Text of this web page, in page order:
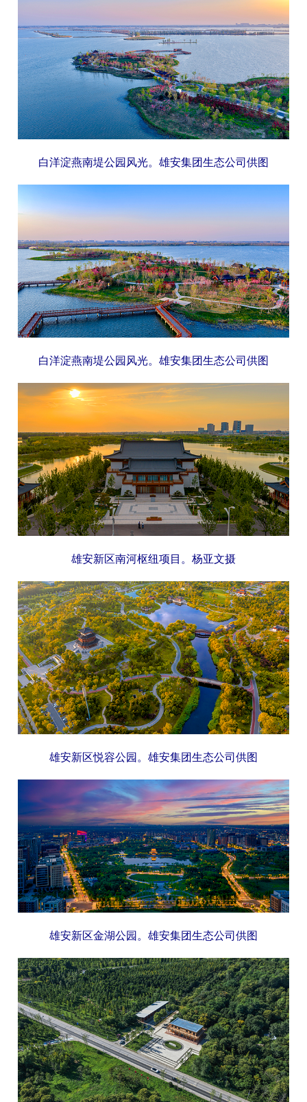
白洋淀燕南堤公园风光。雄安集团生态公司供图
白洋淀燕南堤公园风光。雄安集团生态公司供图
雄安新区南河枢纽项目。杨亚文摄
雄安新区悦容公园。雄安集团生态公司供图
雄安新区金湖公园。雄安集团生态公司供图